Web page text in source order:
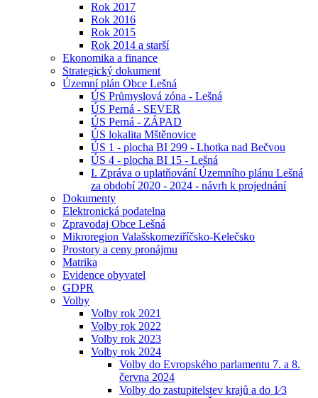
Rok 2017
Rok 2016
Rok 2015
Rok 2014 a starší
Ekonomika a finance
Strategický dokument
Územní plán Obce Lešná
ÚS Průmyslová zóna - Lešná
ÚS Perná - SEVER
ÚS Perná - ZÁPAD
ÚS lokalita Mštěnovice
ÚS 1 - plocha BI 299 - Lhotka nad Bečvou
ÚS 4 - plocha BI 15 - Lešná
I. Zpráva o uplatňování Územního plánu Lešná
za období 2020 - 2024 - návrh k projednání
Dokumenty
Elektronická podatelna
Zpravodaj Obce Lešná
Mikroregion Valašskomeziříčsko-Kelečsko
Prostory a ceny pronájmu
Matrika
Evidence obyvatel
GDPR
Volby
Volby rok 2021
Volby rok 2022
Volby rok 2023
Volby rok 2024
Volby do Evropského parlamentu 7. a 8.
června 2024
Volby do zastupitelstev krajů a do 1⁄3